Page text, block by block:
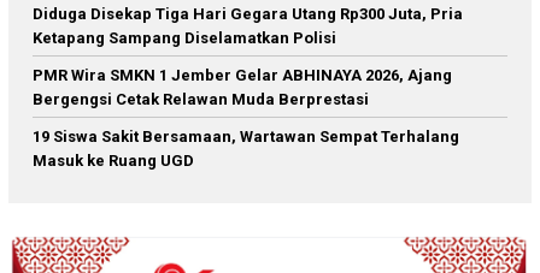
Diduga Disekap Tiga Hari Gegara Utang Rp300 Juta, Pria
Ketapang Sampang Diselamatkan Polisi
PMR Wira SMKN 1 Jember Gelar ABHINAYA 2026, Ajang
Bergengsi Cetak Relawan Muda Berprestasi
19 Siswa Sakit Bersamaan, Wartawan Sempat Terhalang
Masuk ke Ruang UGD